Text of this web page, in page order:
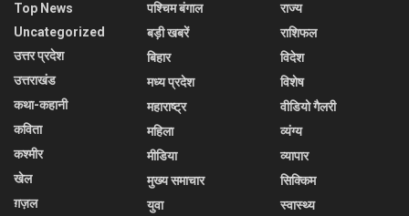
Top News
Uncategorized
उत्तर प्रदेश
उत्तराखंड
कथा-कहानी
कविता
कश्मीर
खेल
ग़ज़ल
पश्चिम बंगाल
बड़ी खबरें
बिहार
मध्य प्रदेश
महाराष्ट्र
महिला
मीडिया
मुख्य समाचार
युवा
राज्य
राशिफल
विदेश
विशेष
वीडियो गैलरी
व्यंग्य
व्यापार
सिक्किम
स्वास्थ्य